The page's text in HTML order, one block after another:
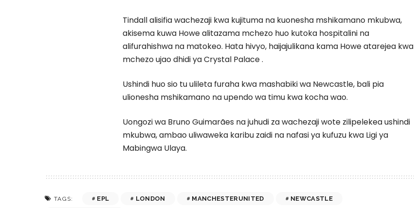
Tindall alisifia wachezaji kwa kujituma na kuonesha mshikamano mkubwa,
akisema kuwa Howe alitazama mchezo huo kutoka hospitalini na
alifurahishwa na matokeo. Hata hivyo, haijajulikana kama Howe atarejea kwa
mchezo ujao dhidi ya Crystal Palace .
Ushindi huo sio tu ulileta furaha kwa mashabiki wa Newcastle, bali pia
ulionesha mshikamano na upendo wa timu kwa kocha wao.
Uongozi wa Bruno Guimarães na juhudi za wachezaji wote zilipelekea ushindi
mkubwa, ambao uliwaweka karibu zaidi na nafasi ya kufuzu kwa Ligi ya
Mabingwa Ulaya.
TAGS: EPL LONDON MANCHESTERUNITED
NEWCASTLE